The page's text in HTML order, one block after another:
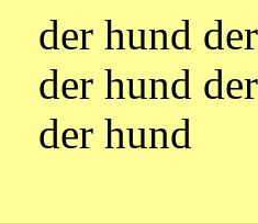
der hund
der hund
der hund